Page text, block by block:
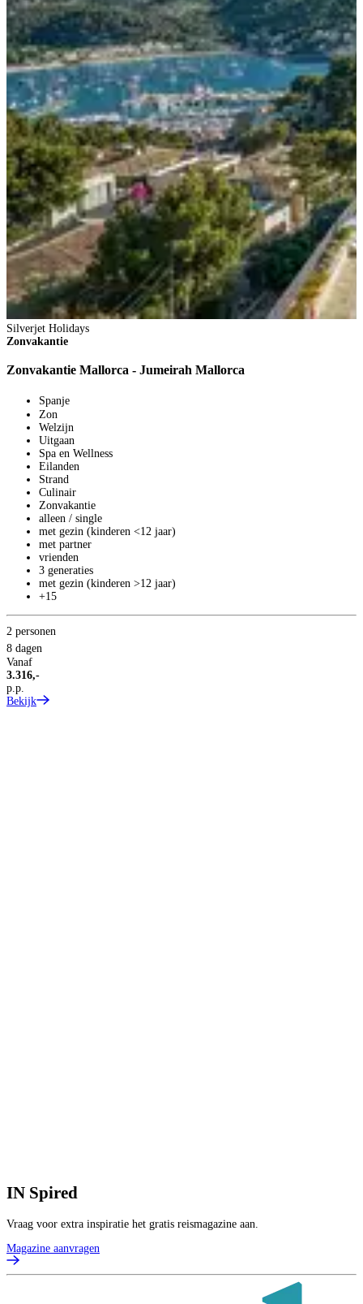
Silverjet Holidays
Zonvakantie
Zonvakantie Mallorca - Jumeirah Mallorca
Spanje
Zon
Welzijn
Uitgaan
Spa en Wellness
Eilanden
Strand
Culinair
Zonvakantie
alleen / single
met gezin (kinderen <12 jaar)
met partner
vrienden
3 generaties
met gezin (kinderen >12 jaar)
+15
2 personen
8 dagen
Vanaf
3.316,-
p.p.
Bekijk
IN Spired
Vraag voor extra inspiratie het gratis reismagazine aan.
Magazine aanvragen